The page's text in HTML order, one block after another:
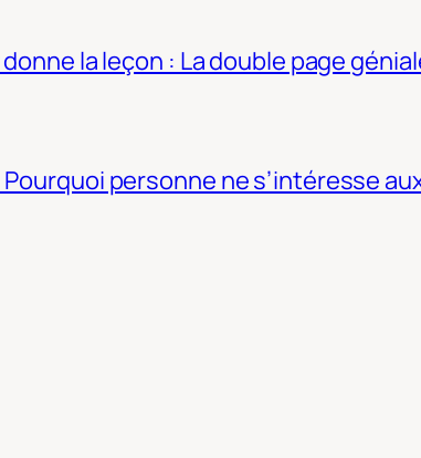
la leçon : La double page
Pourquoi personne ne s’intéresse